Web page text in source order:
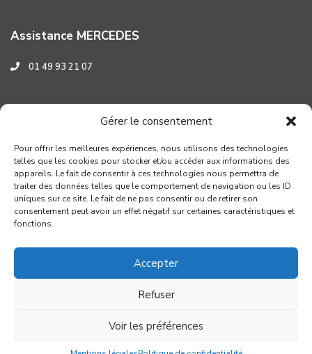
Gérer le consentement
Pour offrir les meilleures expériences, nous utilisons des technologies
telles que les cookies pour stocker et/ou accéder aux informations des
appareils. Le fait de consentir à ces technologies nous permettra de
traiter des données telles que le comportement de navigation ou les ID
uniques sur ce site. Le fait de ne pas consentir ou de retirer son
consentement peut avoir un effet négatif sur certaines caractéristiques et
fonctions.
Accepter
Refuser
Voir les préférences
Assistance MERCEDES
01 49 93 21 07
Conditions générales de réparation
Politique de confidentialité